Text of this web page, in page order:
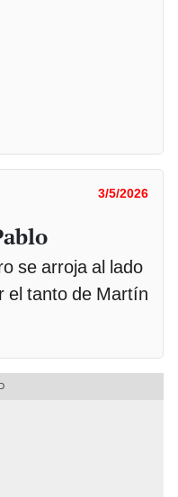
3/5/2026
se arroja al lado
el tanto de Martín